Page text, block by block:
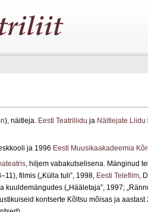
), näitleja. Eesti Teatriliidu ja Näitlejate Liidu
ja 1996 Eesti Muusikaakadeemia
, hiljem vabakutselisena. Mänginud
filmis („Külla tuli”, 1998, Eesti Telefilm,
kuuldemängudes („Hääletaja”, 1997;
kontserte Kõltsu mõisas ja